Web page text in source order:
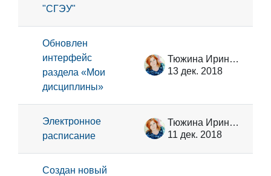
"СГЭУ"
Обновлен
интерфейс
раздела «Мои
дисциплины»
Тюжина Ирина Викторовна
13 дек. 2018
Электронное
расписание
Тюжина Ирина Викторовна
11 дек. 2018
Создан новый